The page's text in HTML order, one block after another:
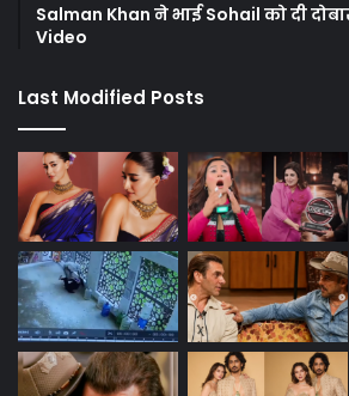
Salman Khan ने भाई Sohail को दी
Video
Last Modified Posts